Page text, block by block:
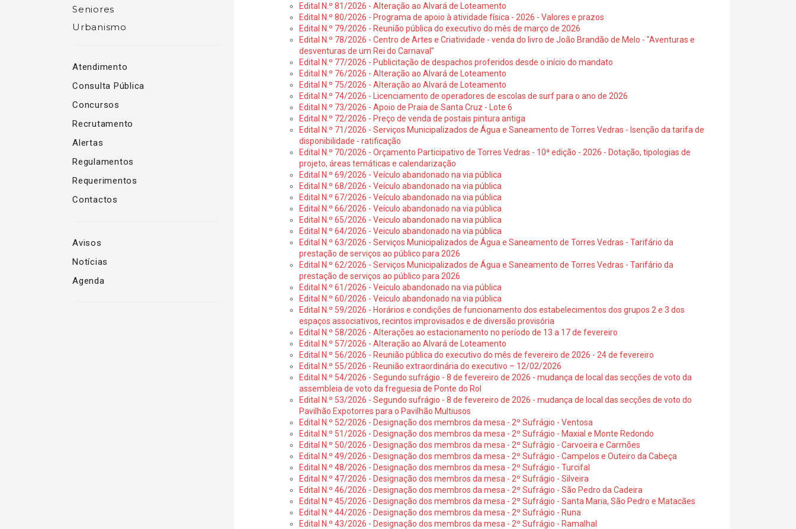
Seniores
Urbanismo
Atendimento
Consulta Pública
Concursos
Recrutamento
Alertas
Regulamentos
Requerimentos
Contactos
Avisos
Notícias
Agenda
Edital N.º 81/2026 - Alteração ao Alvará de Loteamento
Edital N.º 80/2026 - Programa de apoio à atividade física - 2026 - Valores e prazos
Edital N.º 79/2026 - Reunião pública do executivo do mês de março de 2026
Edital N.º 78/2026 - Centro de Artes e Criatividade - venda do livro de João Brandão de Melo - "Aventuras e
desventuras de um Rei do Carnaval"
Edital N.º 77/2026 - Publicitação de despachos proferidos desde o início do mandato
Edital N.º 76/2026 - Alteração ao Alvará de Loteamento
Edital N.º 75/2026 - Alteração ao Alvará de Loteamento
Edital N.º 74/2026 - Licenciamento de operadores de escolas de surf para o ano de 2026
Edital N.º 73/2026 - Apoio de Praia de Santa Cruz - Lote 6
Edital N.º 72/2026 - Preço de venda de postais pintura antiga
Edital N.º 71/2026 - Serviços Municipalizados de Água e Saneamento de Torres Vedras - Isenção da tarifa de
disponibilidade - ratificação
Edital N.º 70/2026 - Orçamento Participativo de Torres Vedras - 10ª edição - 2026 - Dotação, tipologias de
projeto, áreas temáticas e calendarização
Edital N.º 69/2026 - Veículo abandonado na via pública
Edital N.º 68/2026 - Veículo abandonado na via pública
Edital N.º 67/2026 - Veículo abandonado na via pública
Edital N.º 66/2026 - Veículo abandonado na via pública
Edital N.º 65/2026 - Veiculo abandonado na via pública
Edital N.º 64/2026 - Veiculo abandonado na via pública
Edital N.º 63/2026 - Serviços Municipalizados de Água e Saneamento de Torres Vedras - Tarifário da
prestação de serviços ao público para 2026
Edital N.º 62/2026 - Serviços Municipalizados de Água e Saneamento de Torres Vedras - Tarifário da
prestação de serviços ao público para 2026
Edital N.º 61/2026 - Veiculo abandonado na via pública
Edital N.º 60/2026 - Veiculo abandonado na via pública
Edital N.º 59/2026 - Horários e condições de funcionamento dos estabelecimentos dos grupos 2 e 3 dos
espaços associativos, recintos improvisados e de diversão provisória
Edital N.º 58/2026 - Alterações ao estacionamento no período de 13 a 17 de fevereiro
Edital N.º 57/2026 - Alteração ao Alvará de Loteamento
Edital N.º 56/2026 - Reunião pública do executivo do mês de fevereiro de 2026 - 24 de fevereiro
Edital N.º 55/2026 - Reunião extraordinária do executivo – 12/02/2026
Edital N.º 54/2026 - Segundo sufrágio - 8 de fevereiro de 2026 - mudança de local das secções de voto da
assembleia de voto da freguesia de Ponte do Rol
Edital N.º 53/2026 - Segundo sufrágio - 8 de fevereiro de 2026 - mudança de local das secções de voto do
Pavilhão Expotorres para o Pavilhão Multiusos
Edital N.º 52/2026 - Designação dos membros da mesa - 2º Sufrágio - Ventosa
Edital N.º 51/2026 - Designação dos membros da mesa - 2º Sufrágio - Maxial e Monte Redondo
Edital N.º 50/2026 - Designação dos membros da mesa - 2º Sufrágio - Carvoeira e Carmões
Edital N.º 49/2026 - Designação dos membros da mesa - 2º Sufrágio - Campelos e Outeiro da Cabeça
Edital N.º 48/2026 - Designação dos membros da mesa - 2º Sufrágio - Turcifal
Edital N.º 47/2026 - Designação dos membros da mesa - 2º Sufrágio - Silveira
Edital N.º 46/2026 - Designação dos membros da mesa - 2º Sufrágio - São Pedro da Cadeira
Edital N.º 45/2026 - Designação dos membros da mesa - 2º Sufrágio - Santa Maria, São Pedro e Matacães
Edital N.º 44/2026 - Designação dos membros da mesa - 2º Sufrágio - Runa
Edital N.º 43/2026 - Designação dos membros da mesa - 2º Sufrágio - Ramalhal